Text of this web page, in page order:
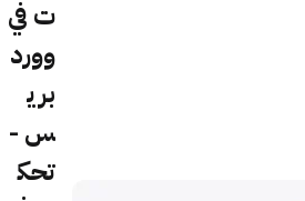
ت في
وورد
بري
س -
تحك